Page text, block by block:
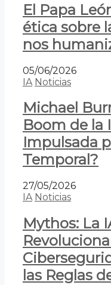
El Papa
ética sobre
nos
05/06/2026
IA Noticias
Michael
Boom de la
Impulsada
Temporal?
27/05/2026
IA Noticias
Mythos: La
las Reglas